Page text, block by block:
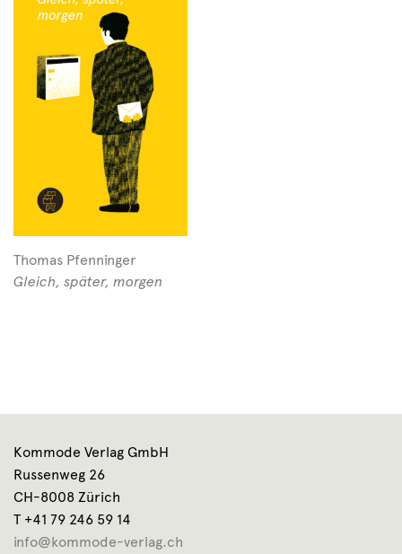
Thomas Pfenninger
Gleich, später, morgen
Kommode Verlag GmbH
Russenweg 26
CH-8008 Zürich
T +41 79 246 59 14
info@kommode-verlag.ch